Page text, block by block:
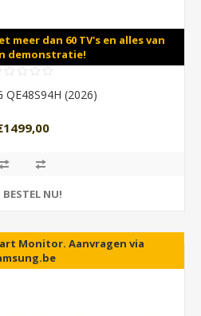
meer dan 60 TV's en alles van
demonstratie!
QE48S94H (2026)
BESTEL NU!
Monitor. Aanvragen via